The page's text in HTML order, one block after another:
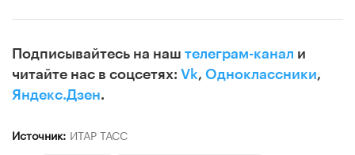
Подписывайтесь на наш телеграм-канал и
читайте нас в соцсетях: Vk, Одноклассники,
Яндекс.Дзен.
Источник: ИТАР ТАСС